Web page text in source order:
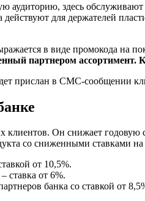
здесь обслуживают
для держателей
в виде промокода на
партнером
прислан в СМС-сообщении
клиентов. Он снижает
со сниженными ставками
от 10,5%.
ставка от 6%.
банка со ставкой от